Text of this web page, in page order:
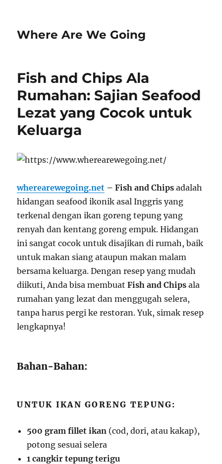
Where Are We Going
Fish and Chips Ala
Rumahan: Sajian Seafood
Lezat yang Cocok untuk
Keluarga
wherearewegoing.net – Fish and Chips adalah
hidangan seafood ikonik asal Inggris yang
terkenal dengan ikan goreng tepung yang
renyah dan kentang goreng empuk. Hidangan
ini sangat cocok untuk disajikan di rumah, baik
untuk makan siang ataupun makan malam
bersama keluarga. Dengan resep yang mudah
diikuti, Anda bisa membuatFish and Chips ala
rumahan yang lezat dan menggugah selera,
tanpa harus pergi ke restoran. Yuk, simak resep
lengkapnya!
Bahan-Bahan:
UNTUK IKAN GORENG TEPUNG:
500 gram fillet ikan (cod, dori, atau kakap),
potong sesuai selera
1 cangkir tepung terigu